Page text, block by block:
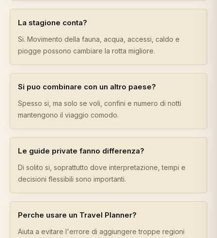
La stagione conta?
Si. Movimento della fauna, acqua, accessi, caldo e
piogge possono cambiare la rotta migliore.
Si puo combinare con un altro paese?
Spesso si, ma solo se voli, confini e numero di notti
mantengono il viaggio comodo.
Le guide private fanno differenza?
Di solito si, soprattutto dove interpretazione, tempi e
decisioni flessibili sono importanti.
Perche usare un Travel Planner?
Aiuta a evitare l'errore di aggiungere troppe regioni